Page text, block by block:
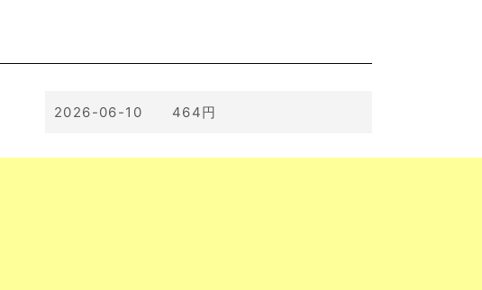
2026-06-10 464円